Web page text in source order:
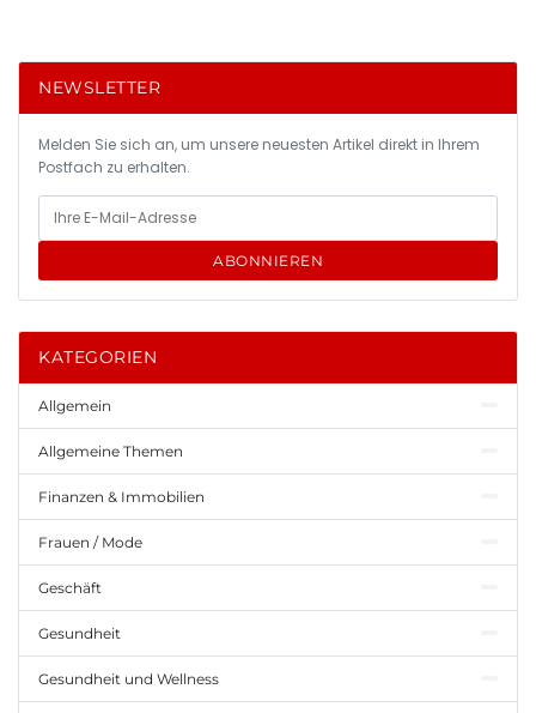
NEWSLETTER
Melden Sie sich an, um unsere neuesten Artikel direkt in Ihrem
Postfach zu erhalten.
ABONNIEREN
KATEGORIEN
Allgemein
Allgemeine Themen
Finanzen & Immobilien
Frauen / Mode
Geschäft
Gesundheit
Gesundheit und Wellness